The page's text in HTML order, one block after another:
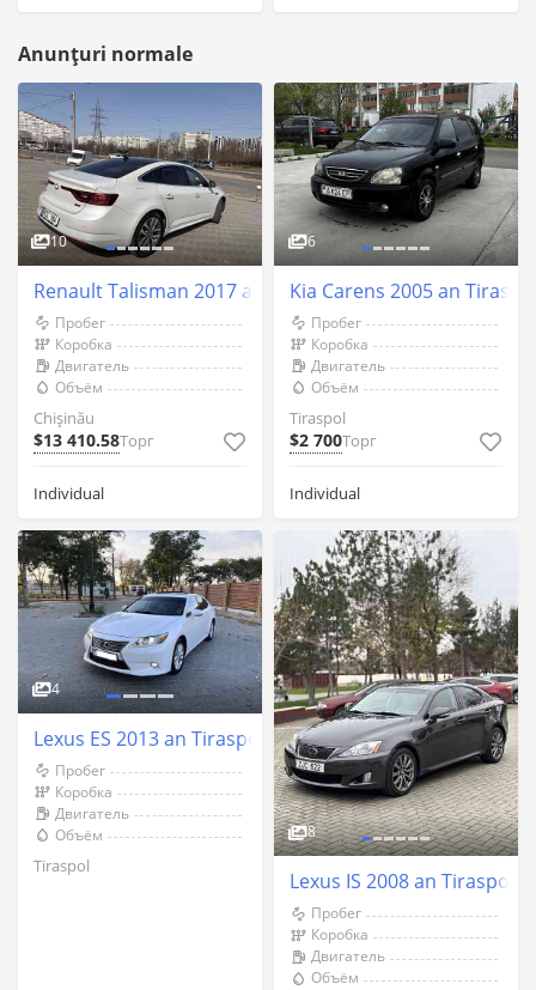
Anunțuri normale
10
Renault Talisman 2017 an Chişinău
Пробег
Коробка
Двигатель
Объём
Chişinău
$13 410.58Торг
Individual
6
Kia Carens 2005 an
Пробег
Коробка
Двигатель
Объём
Tiraspol
$2 700Торг
Individual
4
Lexus ES 2013 an Tiraspol
Пробег
Коробка
Двигатель
Объём
Tiraspol
8
Lexus IS 2008 an Tiraspol
Пробег
Коробка
Двигатель
Объём